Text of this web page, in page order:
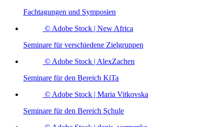
Fachtagungen und Symposien
© Adobe Stock | New Africa
Seminare für verschiedene Zielgruppen
© Adobe Stock | AlexZachen
Seminare für den Bereich KiTa
© Adobe Stock | Maria Vitkovska
Seminare für den Bereich Schule